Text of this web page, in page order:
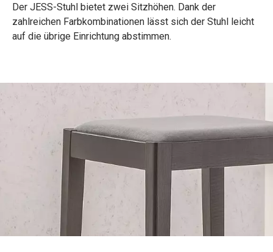
Der JESS-Stuhl bietet zwei Sitzhöhen. Dank der
zahlreichen Farbkombinationen lässt sich der Stuhl leicht
auf die übrige Einrichtung abstimmen.